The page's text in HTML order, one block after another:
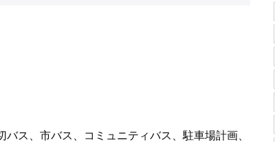
ス、市バス、コミュニティバス、駐車場計画、